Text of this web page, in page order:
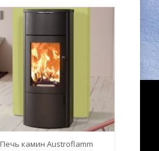
Печь камин Austroflamm